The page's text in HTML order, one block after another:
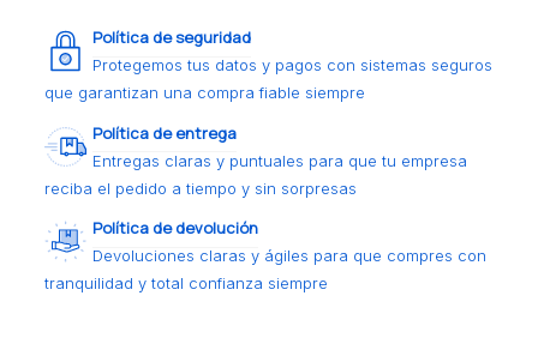
Política de seguridad
Protegemos tus datos y pagos con sistemas seguros
que garantizan una compra fiable siempre
Política de entrega
Entregas claras y puntuales para que tu empresa
reciba el pedido a tiempo y sin sorpresas
Política de devolución
Devoluciones claras y ágiles para que compres con
tranquilidad y total confianza siempre